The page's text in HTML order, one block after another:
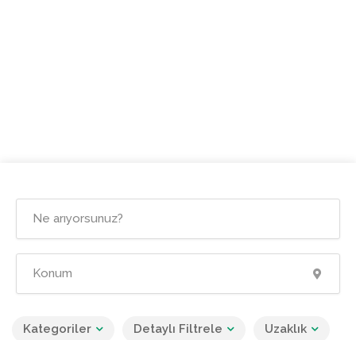
Kategoriler Detaylı Filtrele Uzaklık